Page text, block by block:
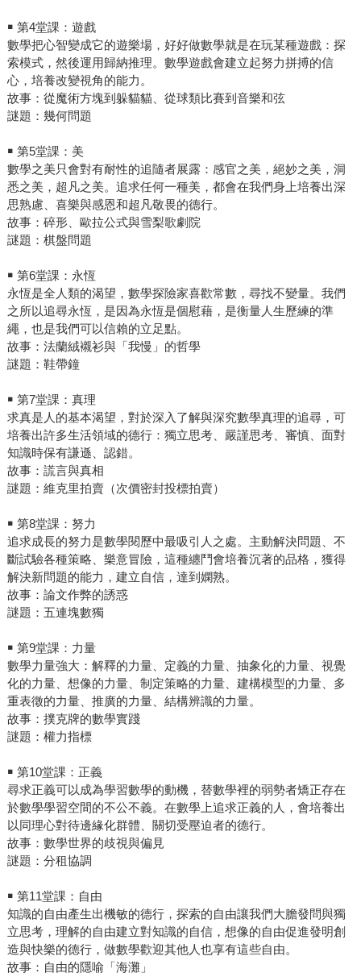
￭ 第4堂課：遊戲
數學把心智變成它的遊樂場，好好做數學就是在玩某種遊戲：探
索模式，然後運用歸納推理。數學遊戲會建立起努力拼搏的信
心，培養改變視角的能力。
故事：從魔術方塊到躲貓貓、從球類比賽到音樂和弦
謎題：幾何問題
￭ 第5堂課：美
數學之美只會對有耐性的追隨者展露：感官之美，絕妙之美，洞
悉之美，超凡之美。追求任何一種美，都會在我們身上培養出深
思熟慮、喜樂與感恩和超凡敬畏的德行。
故事：碎形、歐拉公式與雪梨歌劇院
謎題：棋盤問題
￭ 第6堂課：永恆
永恆是全人類的渴望，數學探險家喜歡常數，尋找不變量。我們
之所以追尋永恆，是因為永恆是個慰藉，是衡量人生歷練的準
繩，也是我們可以信賴的立足點。
故事：法蘭絨襯衫與「我慢」的哲學
謎題：鞋帶鐘
￭ 第7堂課：真理
求真是人的基本渴望，對於深入了解與深究數學真理的追尋，可
培養出許多生活領域的德行：獨立思考、嚴謹思考、審慎、面對
知識時保有謙遜、認錯。
故事：謊言與真相
謎題：維克里拍賣（次價密封投標拍賣）
￭ 第8堂課：努力
追求成長的努力是數學閱歷中最吸引人之處。主動解決問題、不
斷試驗各種策略、樂意冒險，這種纏鬥會培養沉著的品格，獲得
解決新問題的能力，建立自信，達到嫻熟。
故事：論文作弊的誘惑
謎題：五連塊數獨
￭ 第9堂課：力量
數學力量強大：解釋的力量、定義的力量、抽象化的力量、視覺
化的力量、想像的力量、制定策略的力量、建構模型的力量、多
重表徵的力量、推廣的力量、結構辨識的力量。
故事：撲克牌的數學實踐
謎題：權力指標
￭ 第10堂課：正義
尋求正義可以成為學習數學的動機，替數學裡的弱勢者矯正存在
於數學學習空間的不公不義。在數學上追求正義的人，會培養出
以同理心對待邊緣化群體、關切受壓迫者的德行。
故事：數學世界的歧視與偏見
謎題：分租協調
￭ 第11堂課：自由
知識的自由產生出機敏的德行，探索的自由讓我們大膽發問與獨
立思考，理解的自由建立對知識的自信，想像的自由促進發明創
造與快樂的德行，做數學歡迎其他人也享有這些自由。
故事：自由的隱喻「海灘」